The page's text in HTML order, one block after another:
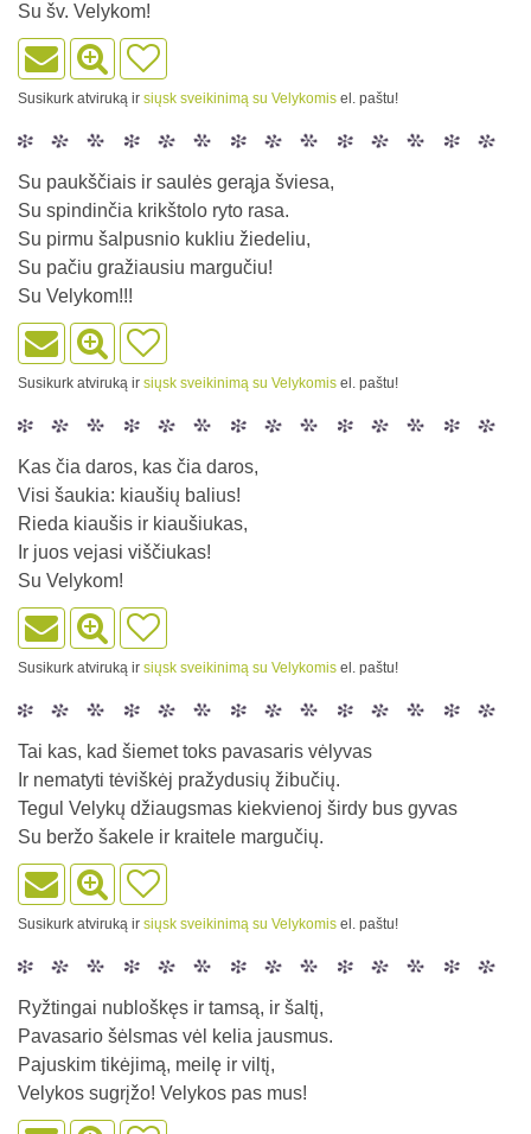
Su šv. Velykom!
Susikurk atviruką ir siųsk sveikinimą su Velykomis el. paštu!
Su paukščiais ir saulės gerąja šviesa,
Su spindinčia krikštolo ryto rasa.
Su pirmu šalpusnio kukliu žiedeliu,
Su pačiu gražiausiu margučiu!
Su Velykom!!!
Susikurk atviruką ir siųsk sveikinimą su Velykomis el. paštu!
Kas čia daros, kas čia daros,
Visi šaukia: kiaušių balius!
Rieda kiaušis ir kiaušiukas,
Ir juos vejasi viščiukas!
Su Velykom!
Susikurk atviruką ir siųsk sveikinimą su Velykomis el. paštu!
Tai kas, kad šiemet toks pavasaris vėlyvas
Ir nematyti tėviškėj pražydusių žibučių.
Tegul Velykų džiaugsmas kiekvienoj širdy bus gyvas
Su beržo šakele ir kraitele margučių.
Susikurk atviruką ir siųsk sveikinimą su Velykomis el. paštu!
Ryžtingai nubloškęs ir tamsą, ir šaltį,
Pavasario šėlsmas vėl kelia jausmus.
Pajuskim tikėjimą, meilę ir viltį,
Velykos sugrįžo! Velykos pas mus!